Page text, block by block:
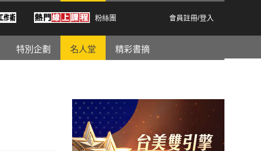
粉絲團 會員註冊/登入
特別企劃 名人堂 精彩書摘